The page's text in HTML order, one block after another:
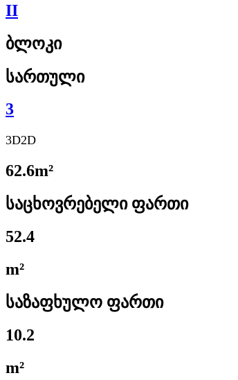
II
ბლოკი
სართული
3
3D2D
62.6m²
საცხოვრებელი ფართი
52.4
m²
საზაფხულო ფართი
10.2
m²